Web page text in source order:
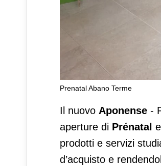
Prenatal Abano Terme
Prénatal e Toys
Il nuovo Aponense -
aperture di Prénatal e
prodotti e servizi
d’acquisto e